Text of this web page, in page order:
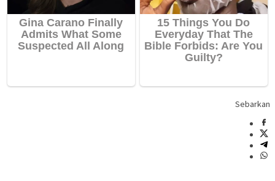
Sebarkan